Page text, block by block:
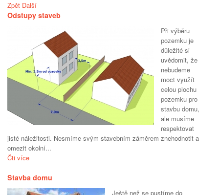
Zpět Další
Odstupy staveb
Při výběru
pozemku je
důležité si
uvědomit, že
nebudeme
moct využít
celou plochu
pozemku pro
stavbu domu,
ale musíme
respektovat
jisté náležitosti. Nesmíme svým stavebním záměrem znehodnotit a
omezit okolní...
Čti více
Stavba domu
Ještě než se pustíme do